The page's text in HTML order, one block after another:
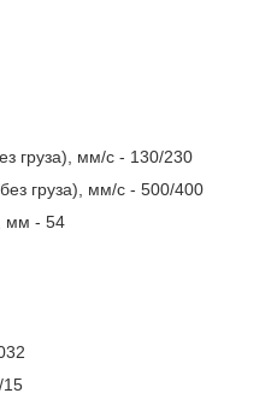
груза), мм/с - 130/230
груза), мм/с - 500/400
мм - 54
15